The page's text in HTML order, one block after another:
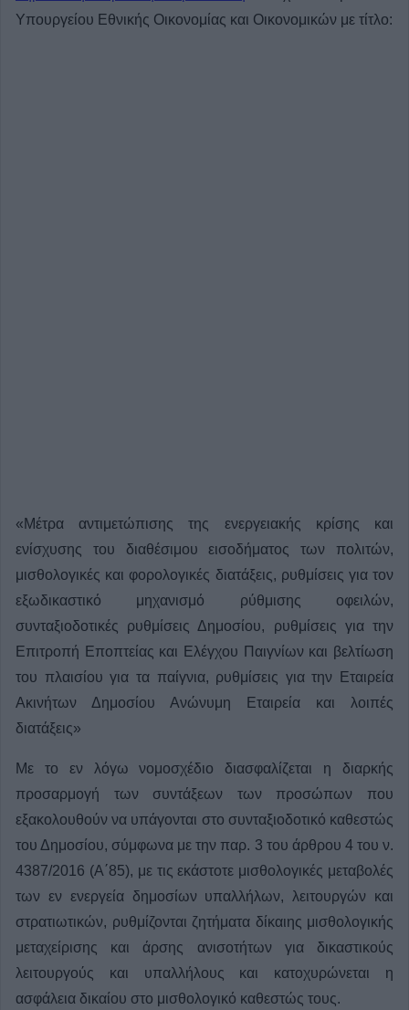
Υπουργείου Εθνικής Οικονομίας και Οικονομικών με τίτλο:
«Mέτρα αντιμετώπισης της ενεργειακής κρίσης και
ενίσχυσης του διαθέσιμου εισοδήματος των πολιτών,
μισθολογικές και φορολογικές διατάξεις, ρυθμίσεις για τον
εξωδικαστικό μηχανισμό ρύθμισης οφειλών,
συνταξιοδοτικές ρυθμίσεις Δημοσίου, ρυθμίσεις για την
Επιτροπή Εποπτείας και Ελέγχου Παιγνίων και βελτίωση
του πλαισίου για τα παίγνια, ρυθμίσεις για την Εταιρεία
Ακινήτων Δημοσίου Ανώνυμη Εταιρεία και λοιπές
διατάξεις»
Με το εν λόγω νομοσχέδιο διασφαλίζεται η διαρκής
προσαρμογή των συντάξεων των προσώπων που
εξακολουθούν να υπάγονται στο συνταξιοδοτικό καθεστώς
του Δημοσίου, σύμφωνα με την παρ. 3 του άρθρου 4 του ν.
4387/2016 (Α΄85), με τις εκάστοτε μισθολογικές μεταβολές
των εν ενεργεία δημοσίων υπαλλήλων, λειτουργών και
στρατιωτικών, ρυθμίζονται ζητήματα δίκαιης μισθολογικής
μεταχείρισης και άρσης ανισοτήτων για δικαστικούς
λειτουργούς και υπαλλήλους και κατοχυρώνεται η
ασφάλεια δικαίου στο μισθολογικό καθεστώς τους.